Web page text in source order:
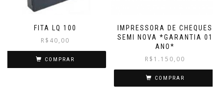
FITA LQ 100
R$ 40,00
COMPRAR
IMPRESSORA DE CHEQUES
SEMI NOVA *GARANTIA 01
ANO*
R$ 1.150,00
COMPRAR